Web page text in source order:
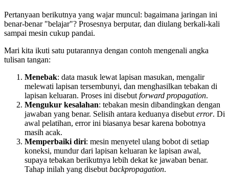
Pertanyaan berikutnya yang wajar muncul: bagaimana jaringan ini
benar-benar "belajar"? Prosesnya berputar, dan diulang berkali-kali
sampai mesin cukup pandai.
Mari kita ikuti satu putarannya dengan contoh mengenali angka
tulisan tangan:
Menebak: data masuk lewat lapisan masukan, mengalir
melewati lapisan tersembunyi, dan menghasilkan tebakan di
lapisan keluaran. Proses ini disebut forward propagation.
Mengukur kesalahan: tebakan mesin dibandingkan dengan
jawaban yang benar. Selisih antara keduanya disebut error. Di
awal pelatihan, error ini biasanya besar karena bobotnya
masih acak.
Memperbaiki diri: mesin menyetel ulang bobot di setiap
koneksi, mundur dari lapisan keluaran ke lapisan awal,
supaya tebakan berikutnya lebih dekat ke jawaban benar.
Tahap inilah yang disebut backpropagation.